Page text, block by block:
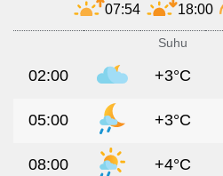
07:54 18:00
Suhu
02:00 +3°C
05:00 +3°C
08:00 +4°C